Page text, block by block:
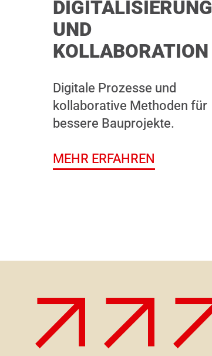
DIGITALISIERUNG
UND
KOLLABORATION
Digitale Prozesse und
kollaborative Methoden für
bessere Bauprojekte.
MEHR ERFAHREN